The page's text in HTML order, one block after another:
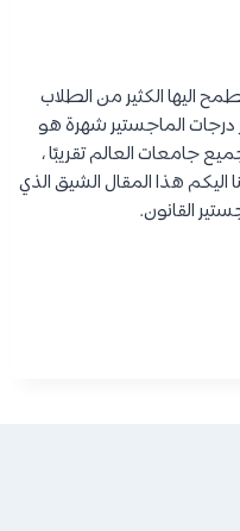
اليها الكثير من الطلاب
درجات الماجستير شهرة هو
جامعات العالم تقريبًا ،
اليكم هذا المقال الشيق الذي
القانون.